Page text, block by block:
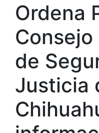
Ordena
de
Justicia